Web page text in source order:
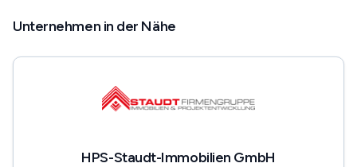
Unternehmen in der Nähe
HPS-Staudt-Immobilien GmbH